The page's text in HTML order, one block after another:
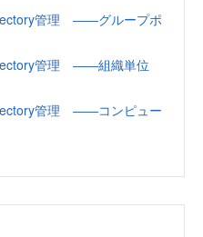
管理 ――グループポ
管理 ――組織単位
管理 ――コンピュー